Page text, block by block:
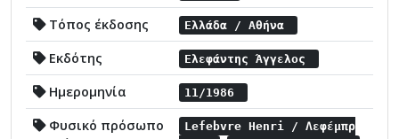
Τόπος έκδοσης Ελλάδα / Αθήνα
Εκδότης Ελεφάντης Άγγελος
Ημερομηνία 11/1986
Φυσικό πρόσωπο
Lefebvre Henri / Λεφέμπρ